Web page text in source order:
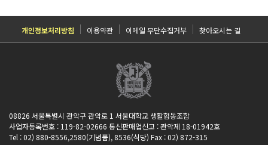
개인정보처리방침 이용약관 이메일 무단수집거부 찾아오시는 길
08826 서울특별시 관악구 관악로 1 서울대학교 생활협동조합
사업자등록번호 : 119-82-02666 통신판매업신고 : 관악제 18-01942호
Tel : 02) 880-8556,2580(기념품), 8536(식당) Fax : 02) 872-315